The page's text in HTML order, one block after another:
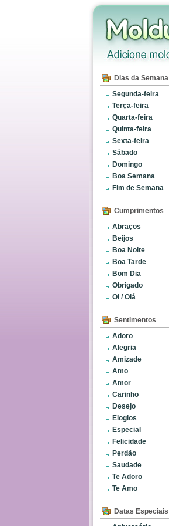
Dias da Semana
Segunda-feira
Terça-feira
Quarta-feira
Quinta-feira
Sexta-feira
Sábado
Domingo
Boa Semana
Fim de Semana
Cumprimentos
Abraços
Beijos
Boa Noite
Boa Tarde
Bom Dia
Obrigado
Oi / Olá
Sentimentos
Adoro
Alegria
Amizade
Amo
Amor
Carinho
Desejo
Elogios
Especial
Felicidade
Perdão
Saudade
Te Adoro
Te Amo
Datas Especiais